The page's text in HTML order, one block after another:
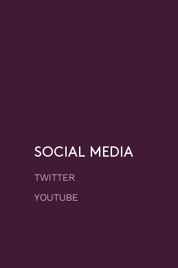
SOCIAL MEDIA
TWITTER
YOUTUBE